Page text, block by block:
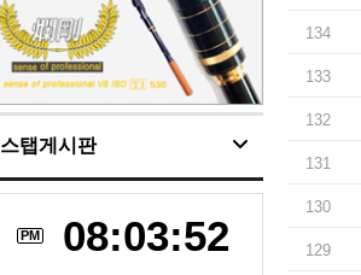
스탭게시판
PM 08:03:53
134
133
132
131
130
129